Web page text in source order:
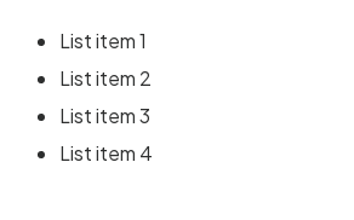
List item 1
List item 2
List item 3
List item 4